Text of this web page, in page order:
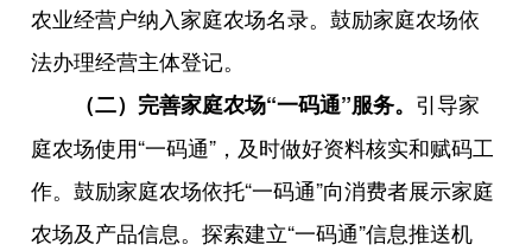
农业经营户纳入家庭农场名录。鼓励家庭农场依
法办理经营主体登记。
（二）完善家庭农场“一码通”服务。 引导家
庭农场使用“一码通”，及时做好资料核实和赋码工
作。鼓励家庭农场依托“一码通”向消费者展示家庭
农场及产品信息。探索建立“一码通”信息推送机